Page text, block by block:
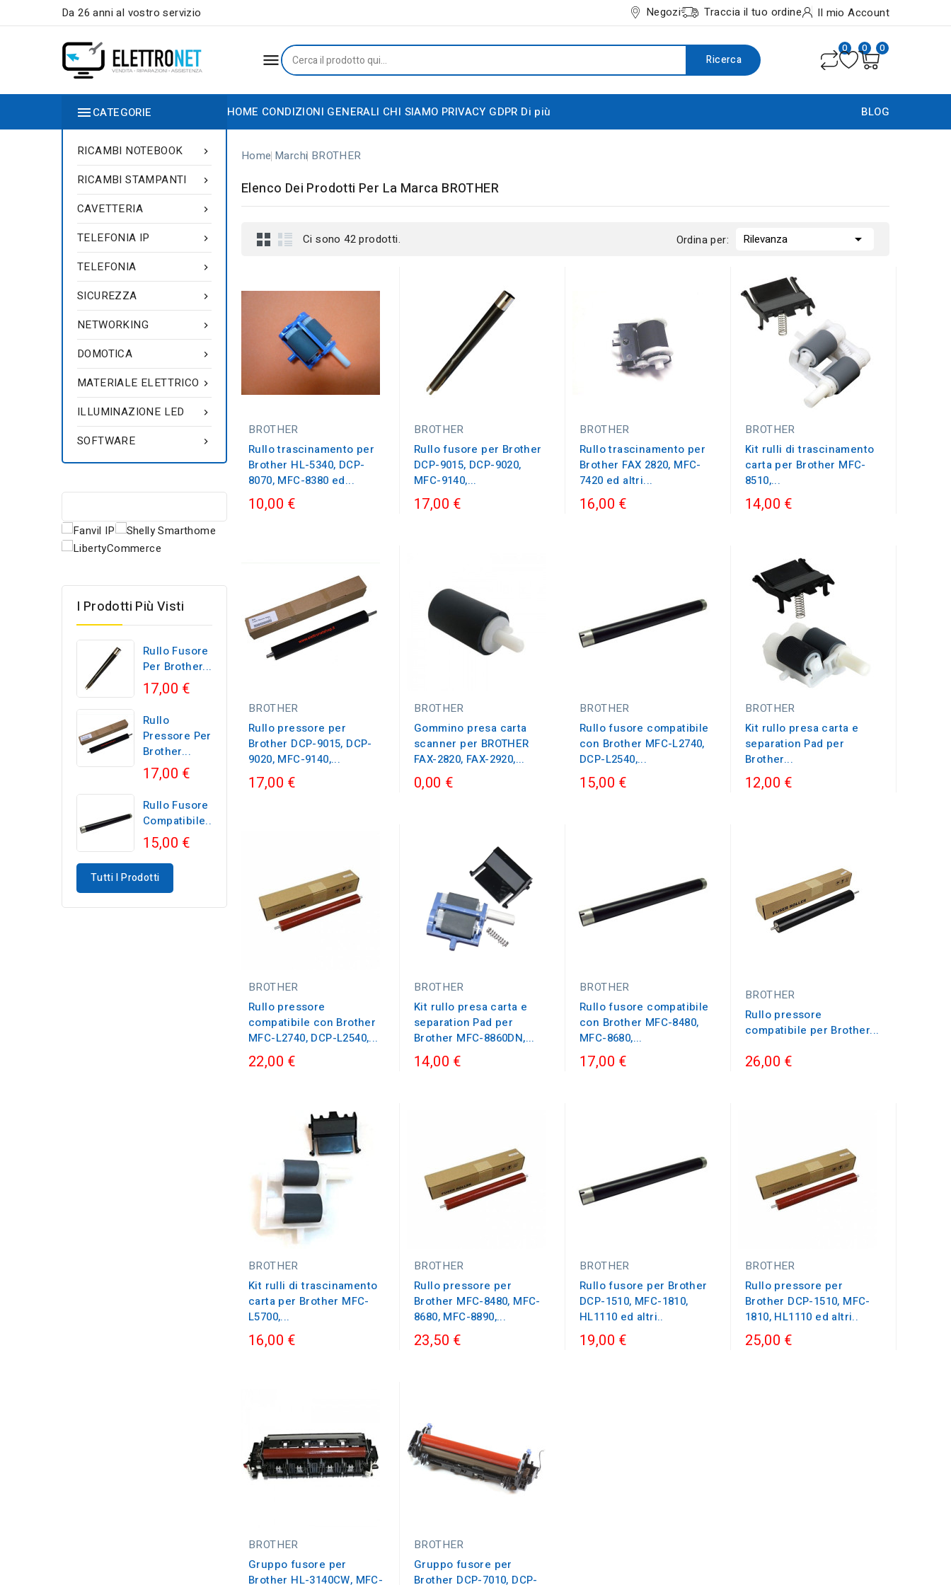
Da 26 anni al vostro servizio Negozi Traccia il tuo ordine Il mio Account
 Ricerca
0 0 0
HOME CONDIZIONI GENERALI CHI SIAMO PRIVACY GDPR Di più BLOG
CATEGORIE

RICAMBI NOTEBOOK

RICAMBI STAMPANTI

CAVETTERIA

TELEFONIA IP

TELEFONIA

SICUREZZA

NETWORKING

DOMOTICA

MATERIALE ELETTRICO

ILLUMINAZIONE LED

SOFTWARE
I Prodotti Più Visti
Rullo Fusore
Per Brother...
17,00 €
Rullo
Pressore Per
Brother...
17,00 €
Rullo Fusore
Compatibile...
15,00 €
Tutti I Prodotti
Home Marchi BROTHER
Elenco Dei Prodotti Per La Marca BROTHER
Ci sono 42 prodotti. Ordina per: Rilevanza 
BROTHER
Rullo trascinamento per
Brother HL-5340, DCP-
8070, MFC-8380 ed...
10,00 €
BROTHER
Rullo fusore per Brother
DCP-9015, DCP-9020,
MFC-9140,...
17,00 €
BROTHER
Rullo trascinamento per
Brother FAX 2820, MFC-
7420 ed altri...
16,00 €
BROTHER
Kit rulli di trascinamento
carta per Brother MFC-
8510,...
14,00 €
BROTHER
Rullo pressore per
Brother DCP-9015, DCP-
9020, MFC-9140,...
17,00 €
BROTHER
Gommino presa carta
scanner per BROTHER
FAX-2820, FAX-2920,...
0,00 €
BROTHER
Rullo fusore compatibile
con Brother MFC-L2740,
DCP-L2540,...
15,00 €
BROTHER
Kit rullo presa carta e
separation Pad per
Brother...
12,00 €
BROTHER
Rullo pressore
compatibile con Brother
MFC-L2740, DCP-L2540,...
22,00 €
BROTHER
Kit rullo presa carta e
separation Pad per
Brother MFC-8860DN,...
14,00 €
BROTHER
Rullo fusore compatibile
con Brother MFC-8480,
MFC-8680,...
17,00 €
BROTHER
Rullo pressore
compatibile per Brother...
26,00 €
BROTHER
Kit rulli di trascinamento
carta per Brother MFC-
L5700,...
16,00 €
BROTHER
Rullo pressore per
Brother MFC-8480, MFC-
8680, MFC-8890,...
23,50 €
BROTHER
Rullo fusore per Brother
DCP-1510, MFC-1810,
HL1110 ed altri..
19,00 €
BROTHER
Rullo pressore per
Brother DCP-1510, MFC-
1810, HL1110 ed altri..
25,00 €
BROTHER
Gruppo fusore per
Brother HL-3140CW, MFC-
BROTHER
Gruppo fusore per
Brother DCP-7010, DCP-